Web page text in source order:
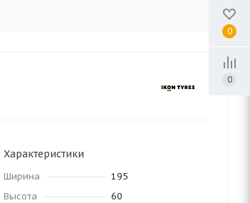
Характеристики
Ширина
195
Высота
60
0
0